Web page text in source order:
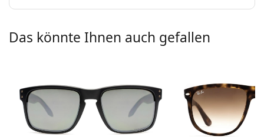
Das könnte Ihnen auch gefallen